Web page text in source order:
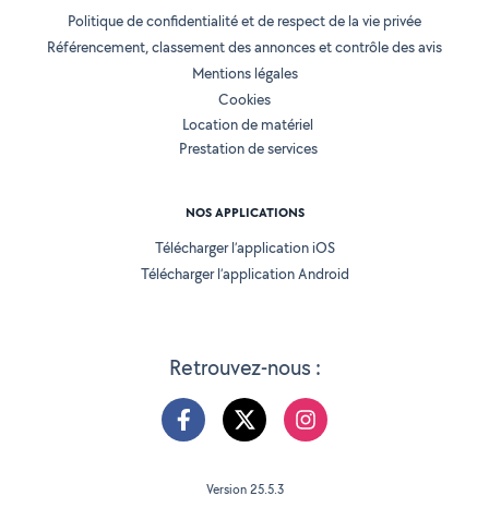
Retrouvez-nous :
Politique de confidentialité et de respect de la vie privée
Référencement, classement des annonces et contrôle des avis
Mentions légales
Cookies
Location de matériel
Prestation de services
NOS APPLICATIONS
Télécharger l’application iOS
Télécharger l’application Android
Version 25.5.3